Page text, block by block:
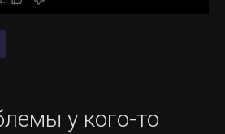
у кого-то